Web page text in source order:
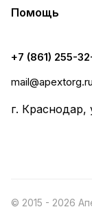
Помощь
+7 (861) 255-
mail@apextorg.ru
г. Краснодар,
© 2015 - 2026